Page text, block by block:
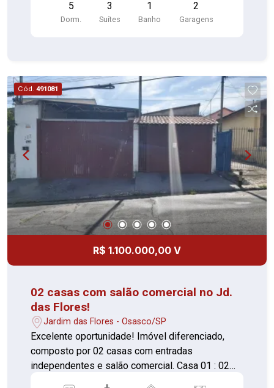
5
Dorm.
3
Suítes
1
Banho
2
Garagens
Cód. 491081
R$ 1.100.000,00 V
02 casas com salão comercial no Jd.
das Flores!
Jardim das Flores - Osasco/SP
Excelente oportunidade! Imóvel diferenciado,
composto por 02 casas com entradas
independentes e salão comercial. Casa 01 : 02